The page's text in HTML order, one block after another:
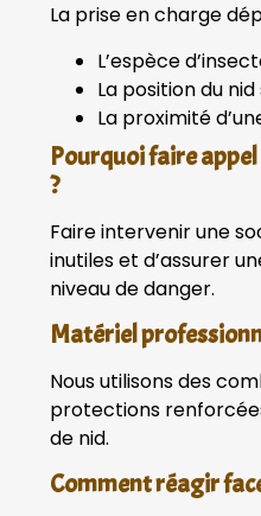
La prise en charge
L’espèce
La position du
La proximité
Pourquoi faire
?
Faire intervenir une
inutiles et d’assurer
niveau de danger.
Matériel
Nous utilisons des
protections
de nid.
Comment réagir